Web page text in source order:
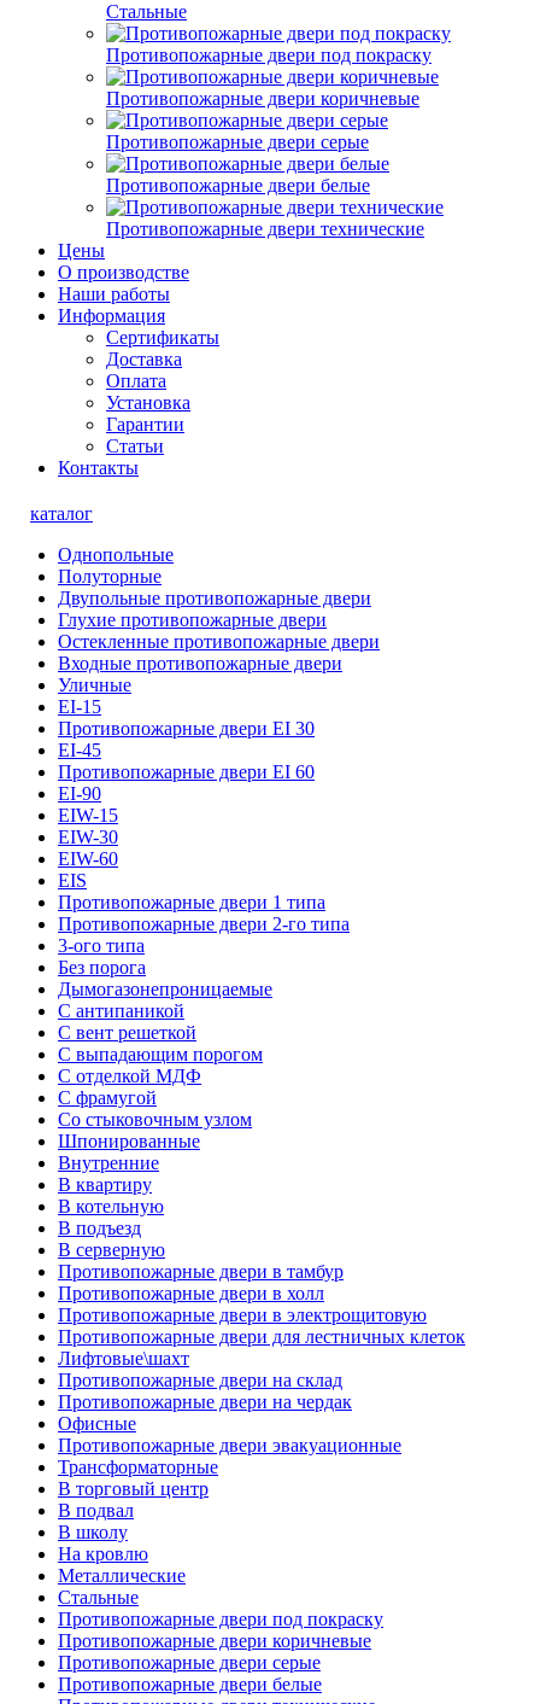
Стальные
Противопожарные двери под покраску
Противопожарные двери коричневые
Противопожарные двери серые
Противопожарные двери белые
Противопожарные двери технические
Цены
О производстве
Наши работы
Информация
Сертификаты
Доставка
Оплата
Установка
Гарантии
Статьи
Контакты
каталог
Однопольные
Полуторные
Двупольные противопожарные двери
Глухие противопожарные двери
Остекленные противопожарные двери
Входные противопожарные двери
Уличные
EI-15
Противопожарные двери EI 30
EI-45
Противопожарные двери EI 60
EI-90
EIW-15
EIW-30
EIW-60
EIS
Противопожарные двери 1 типа
Противопожарные двери 2-го типа
3-ого типа
Без порога
Дымогазонепроницаемые
С антипаникой
С вент решеткой
С выпадающим порогом
С отделкой МДФ
С фрамугой
Со стыковочным узлом
Шпонированные
Внутренние
В квартиру
В котельную
В подъезд
В серверную
Противопожарные двери в тамбур
Противопожарные двери в холл
Противопожарные двери в электрощитовую
Противопожарные двери для лестничных клеток
Лифтовые\шахт
Противопожарные двери на склад
Противопожарные двери на чердак
Офисные
Противопожарные двери эвакуационные
Трансформаторные
В торговый центр
В подвал
В школу
На кровлю
Металлические
Стальные
Противопожарные двери под покраску
Противопожарные двери коричневые
Противопожарные двери серые
Противопожарные двери белые